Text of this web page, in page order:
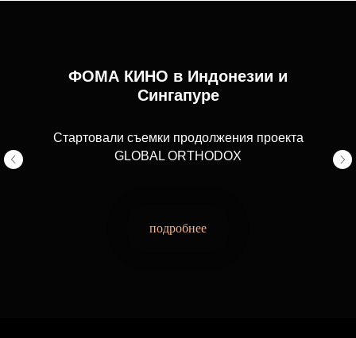
ФОМА КИНО в Индонезии и
Сингапуре
Стартовали съемки продолжения проекта
GLOBAL ORTHODOX
подробнее